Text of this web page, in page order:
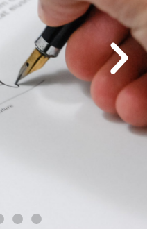
IHREN
NICHT